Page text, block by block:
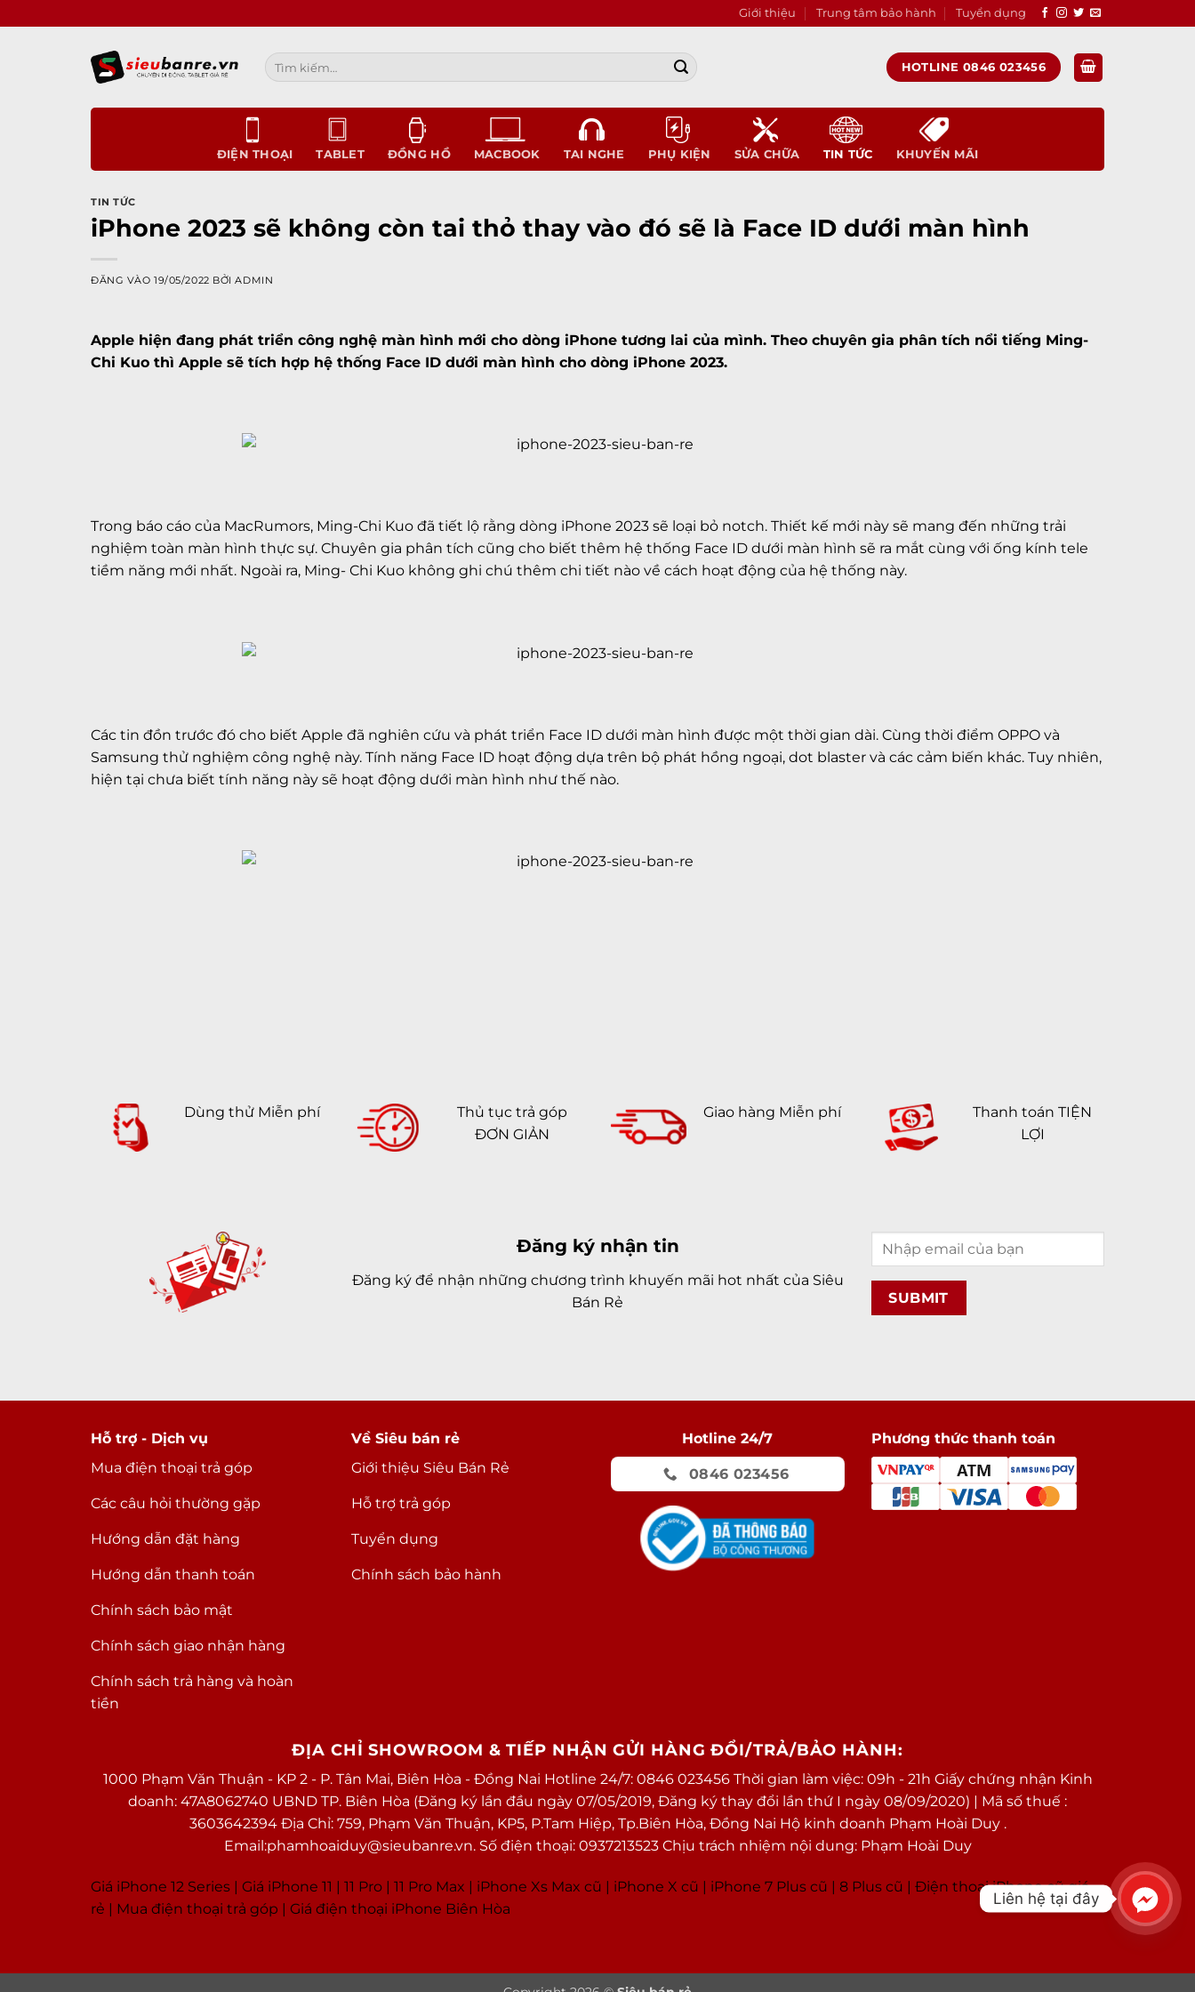
qua
Giới thiệu Trung tâm bảo hành Tuyển dụng
Tìm
kiếm:
HOTLINE 0846 023456
ĐIỆN THOẠI TABLET ĐỒNG HỒ MACBOOK TAI NGHE PHỤ KIỆN SỬA CHỮA TIN TỨC KHUYẾN MÃI
TIN TỨC
iPhone 2023 sẽ không còn tai thỏ thay vào đó sẽ là Face ID dưới màn hình
ĐĂNG VÀO19/05/2022 BỞIADMIN
Apple hiện đang phát triển công nghệ màn hình mới cho dòng iPhone tương lai của mình. Theo chuyên gia phân tích nổi tiếng Ming-
Chi Kuo thì Apple sẽ tích hợp hệ thống Face ID dưới màn hình cho dòng iPhone 2023.
Trong báo cáo của MacRumors, Ming-Chi Kuo đã tiết lộ rằng dòng iPhone 2023 sẽ loại bỏ notch. Thiết kế mới này sẽ mang đến những trải
nghiệm toàn màn hình thực sự. Chuyên gia phân tích cũng cho biết thêm hệ thống Face ID dưới màn hình sẽ ra mắt cùng với ống kính tele
tiềm năng mới nhất. Ngoài ra, Ming- Chi Kuo không ghi chú thêm chi tiết nào về cách hoạt động của hệ thống này.
Các tin đồn trước đó cho biết Apple đã nghiên cứu và phát triển Face ID dưới màn hình được một thời gian dài. Cùng thời điểm OPPO và
Samsung thử nghiệm công nghệ này. Tính năng Face ID hoạt động dựa trên bộ phát hồng ngoại, dot blaster và các cảm biến khác. Tuy nhiên,
hiện tại chưa biết tính năng này sẽ hoạt động dưới màn hình như thế nào.
Dùng thử Miễn phí
Thủ tục trả góp
ĐƠN GIẢN
Giao hàng Miễn phí
Thanh toán TIỆN
LỢI
Đăng ký nhận tin
Đăng ký để nhận những chương trình khuyến mãi hot nhất của Siêu
Bán Rẻ
Hỗ trợ - Dịch vụ
Mua điện thoại trả góp
Các câu hỏi thường gặp
Hướng dẫn đặt hàng
Hướng dẫn thanh toán
Chính sách bảo mật
Chính sách giao nhận hàng
Chính sách trả hàng và hoàn
tiền
Về Siêu bán rẻ
Giới thiệu Siêu Bán Rẻ
Hỗ trợ trả góp
Tuyển dụng
Chính sách bảo hành
Hotline 24/7
0846 023456
Phương thức thanh toán
ĐỊA CHỈ SHOWROOM & TIẾP NHẬN GỬI HÀNG ĐỔI/TRẢ/BẢO HÀNH:
1000 Phạm Văn Thuận - KP 2 - P. Tân Mai, Biên Hòa - Đồng Nai Hotline 24/7: 0846 023456 Thời gian làm việc: 09h - 21h Giấy chứng nhận Kinh
doanh: 47A8062740 UBND TP. Biên Hòa (Đăng ký lần đầu ngày 07/05/2019, Đăng ký thay đổi lần thứ I ngày 08/09/2020) | Mã số thuế :
3603642394 Địa Chỉ: 759, Phạm Văn Thuận, KP5, P.Tam Hiệp, Tp.Biên Hòa, Đồng Nai Hộ kinh doanh Phạm Hoài Duy .
Email:phamhoaiduy@sieubanre.vn. Số điện thoại: 0937213523 Chịu trách nhiệm nội dung: Phạm Hoài Duy
Giá iPhone 12 Series | Giá iPhone 11 | 11 Pro | 11 Pro Max | iPhone Xs Max cũ | iPhone X cũ | iPhone 7 Plus cũ | 8 Plus cũ | Điện thoại iPhone cũ giá
rẻ | Mua điện thoại trả góp | Giá điện thoại iPhone Biên Hòa
Liên hệ tại đây